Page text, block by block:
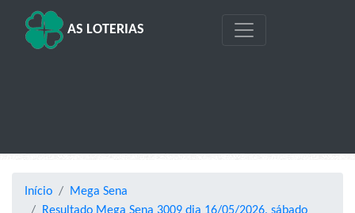
AS LOTERIAS
Início
Mega Sena